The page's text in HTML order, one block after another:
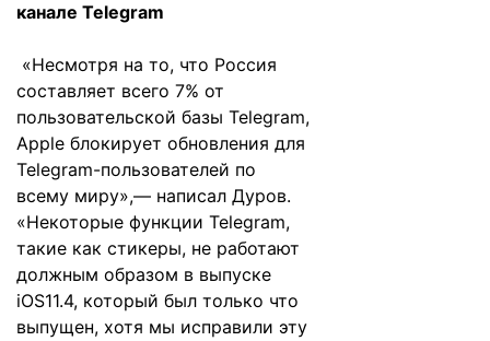
канале Telegram
«Несмотря на то, что Россия
составляет всего 7% от
пользовательской базы Telegram,
Apple блокирует обновления для
Telegram-пользователей по
всему миру»,— написал Дуров.
«Некоторые функции Telegram,
такие как стикеры, не работают
должным образом в выпуске
iOS11.4, который был только что
выпущен, хотя мы исправили эту